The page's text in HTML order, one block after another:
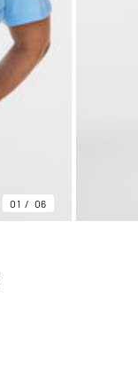
01 06